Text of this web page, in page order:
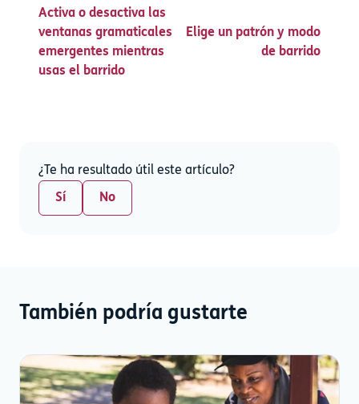
Activa o desactiva las
ventanas gramaticales
emergentes mientras
usas el barrido
Elige un patrón y modo
de barrido
¿Te ha resultado útil este artículo?
Sí No
También podría gustarte